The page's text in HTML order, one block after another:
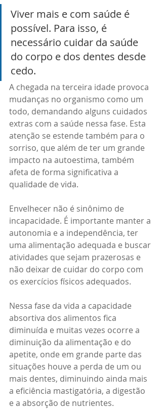
Viver mais e com saúde é
possível. Para isso, é
necessário cuidar da saúde
do corpo e dos dentes desde
cedo.
A chegada na terceira idade provoca
mudanças no organismo como um
todo, demandando alguns cuidados
extras com a saúde nessa fase. Esta
atenção se estende também para o
sorriso, que além de ter um grande
impacto na autoestima, também
afeta de forma significativa a
qualidade de vida.
Envelhecer não é sinônimo de
incapacidade. É importante manter a
autonomia e a independência, ter
uma alimentação adequada e buscar
atividades que sejam prazerosas e
não deixar de cuidar do corpo com
os exercícios físicos adequados.
Nessa fase da vida a capacidade
absortiva dos alimentos fica
diminuída e muitas vezes ocorre a
diminuição da alimentação e do
apetite, onde em grande parte das
situações houve a perda de um ou
mais dentes, diminuindo ainda mais
a eficiência mastigatória, a digestão
e a absorção de nutrientes.